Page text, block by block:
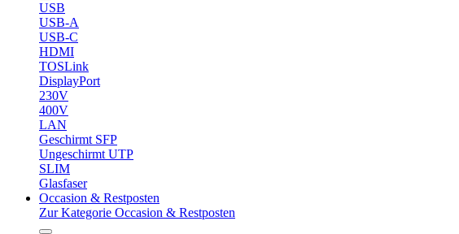
USB
USB-A
USB-C
HDMI
TOSLink
DisplayPort
230V
400V
LAN
Geschirmt SFP
Ungeschirmt UTP
SLIM
Glasfaser
Occasion & Restposten
Zur Kategorie Occasion & Restposten